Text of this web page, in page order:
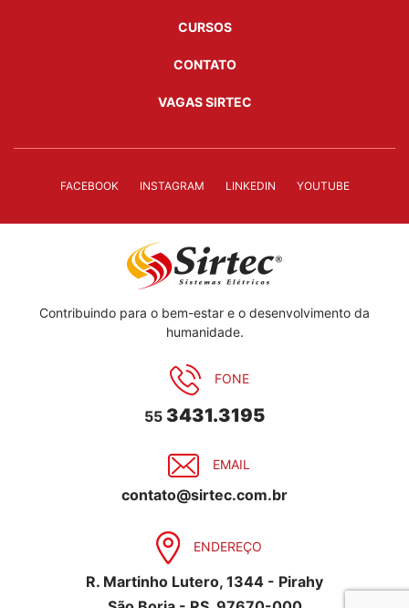
CURSOS
CONTATO
VAGAS SIRTEC
FACEBOOK INSTAGRAM LINKEDIN YOUTUBE
Contribuindo para o bem-estar e o desenvolvimento da
humanidade.
FONE
55 3431.3195
EMAIL
contato@sirtec.com.br
ENDEREÇO
R. Martinho Lutero, 1344 - Pirahy